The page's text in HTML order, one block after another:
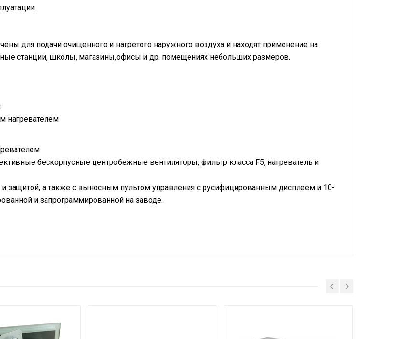
для подачи очищенного и нагретого наружного воздуха и находят применение на
станции, школы, магазины,офисы и др. помещениях небольших размеров.
нагревателем
бескорпусные центробежные вентиляторы, фильтр класса F5, нагреватель и
защитой, а также с выносным пультом управления с русифицированным дисплеем и 10-
и запрограммированной на заводе.